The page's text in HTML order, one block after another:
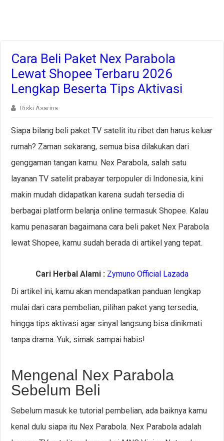
Cara Beli Paket Nex Parabola
Lewat Shopee Terbaru 2026
Lengkap Beserta Tips Aktivasi
Riski Asarina
Siapa bilang beli paket TV satelit itu ribet dan harus keluar
rumah? Zaman sekarang, semua bisa dilakukan dari
genggaman tangan kamu. Nex Parabola, salah satu
layanan TV satelit prabayar terpopuler di Indonesia, kini
makin mudah didapatkan karena sudah tersedia di
berbagai platform belanja online termasuk Shopee. Kalau
kamu penasaran bagaimana cara beli paket Nex Parabola
lewat Shopee, kamu sudah berada di artikel yang tepat.
Cari Herbal Alami : Zymuno Official Lazada
Di artikel ini, kamu akan mendapatkan panduan lengkap
mulai dari cara pembelian, pilihan paket yang tersedia,
hingga tips aktivasi agar sinyal langsung bisa dinikmati
tanpa drama. Yuk, simak sampai habis!
Mengenal Nex Parabola
Sebelum Beli
Sebelum masuk ke tutorial pembelian, ada baiknya kamu
kenal dulu siapa itu Nex Parabola. Nex Parabola adalah